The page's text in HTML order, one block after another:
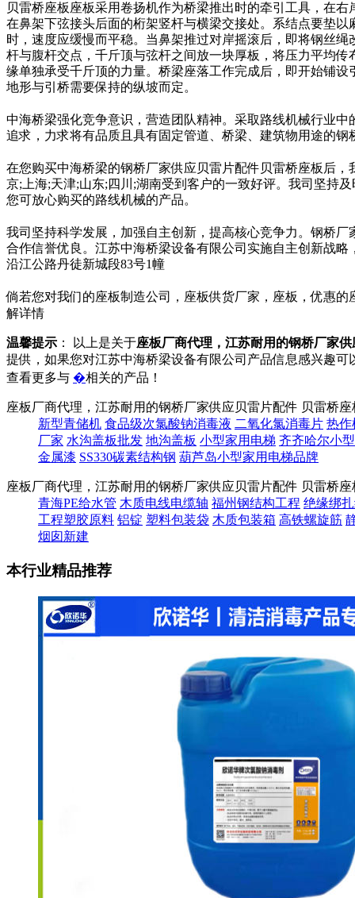
贝雷桥座板座板采用卷扬机作为桥梁推出时的牵引工具，在
在鼻架下弦接头后面的桁架竖杆与横梁交接处。系结点要垫
时，速度应缓慢而平稳。当鼻架推过对岸摇滚后，即将钢丝
杆与腹杆交点，千斤顶与弦杆之间放一块厚板，将压力平均
缘单独承受千斤顶的力量。桥梁座落工作完成后，即开始铺
地形与引桥需要保持的纵坡而定。
中海桥梁强化竞争意识，营造团队精神。采取路线机械行业
追求，力求将有品质且具有固定管道、桥梁、建筑物用途的
在您购买中海桥梁的钢桥厂家供应贝雷片配件贝雷桥座板后
京;上海;天津;山东;四川;湖南受到客户的一致好评。我司坚持
您可放心购买的路线机械的产品。
我司坚持科学发展，加强自主创新，提高核心竞争力。钢桥
合作信誉优良。江苏中海桥梁设备有限公司实施自主创新战
沿江公路丹徒新城段83号1幢
倘若您对我们的座板制造公司，座板供货厂家，座板，优惠
解详情
温馨提示 ： 以上是关于座板厂商代理，江苏耐用的钢桥厂家
提供，如果您对江苏中海桥梁设备有限公司产品信息感兴趣可
查看更多与 �相关的产品！
座板厂商代理，江苏耐用的钢桥厂家供应贝雷片配件 贝雷桥
新型青储机 食品级次氯酸钠消毒液 二氧化氯消毒片 热作
厂家 水沟盖板批发 地沟盖板 小型家用电梯 齐齐哈尔小
金属漆 SS330碳素结构钢 葫芦岛小型家用电梯品牌
座板厂商代理，江苏耐用的钢桥厂家供应贝雷片配件 贝雷桥
青海PE给水管 木质电线电缆轴 福州钢结构工程 绝缘绑
工程塑胶原料 铝锭 塑料包装袋 木质包装箱 高铁螺旋筋
烟囱新建
本行业精品推荐